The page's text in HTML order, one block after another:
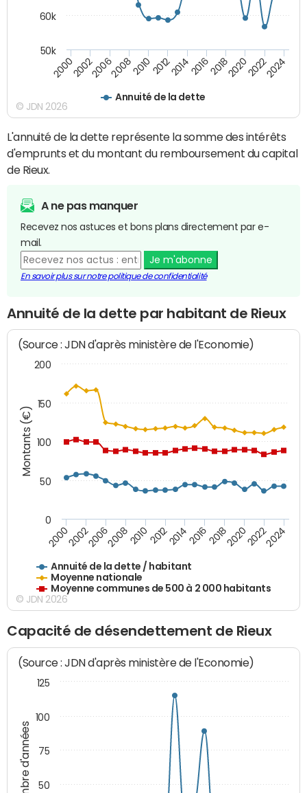
Annuité de la dette
200020022006200820102012201420162018202020222024
50k
60k
© JDN 2026
L'annuité de la dette représente la somme des intérêts
d'emprunts et du montant du remboursement du capital
de Rieux.
A ne pas manquer
Recevez nos astuces et bons plans directement par e-
mail.
Je m'abonne
En savoir plus sur notre politique de confidentialité
Annuité de la dette par habitant de Rieux
Montants (€)
(Source : JDN d'après ministère de l'Economie)
Annuité de la dette / habitant
Moyenne nationale
Moyenne communes de 500 à 2 000 habitants
200020022006200820102012201420162018202020222024
0
50
100
150
200
© JDN 2026
Capacité de désendettement de Rieux
Nombre d'années
(Source : JDN d'après ministère de l'Economie)
50
75
100
125